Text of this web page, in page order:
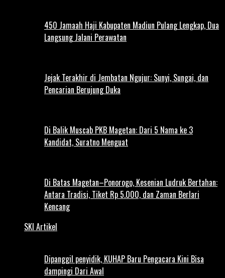
450 Jamaah Haji Kabupaten Madiun Pulang Lengkap, Dua
Langsung Jalani Perawatan
Jejak Terakhir di Jembatan Ngujur: Sunyi, Sungai, dan
Pencarian Berujung Duka
Di Balik Muscab PKB Magetan: Dari 5 Nama ke 3
Kandidat, Suratno Menguat
Di Batas Magetan–Ponorogo, Kesenian Ludruk Bertahan:
Antara Tradisi, Tiket Rp 5.000, dan Zaman Berlari
Kencang
SKI Artikel
Dipanggil penyidik, KUHAP Baru Pengacara Kini Bisa
dampingi Dari Awal